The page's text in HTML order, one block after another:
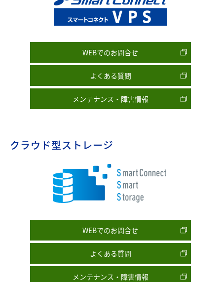
WEBでのお問合せ
よくある質問
メンテナンス・障害情報
クラウド型ストレージ
WEBでのお問合せ
よくある質問
メンテナンス・障害情報